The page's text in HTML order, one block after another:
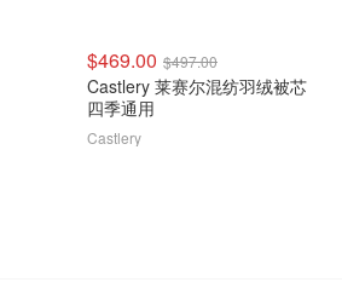
$469.00 $497.00
Castlery 莱赛尔混纺羽绒被芯
四季通用
Castlery